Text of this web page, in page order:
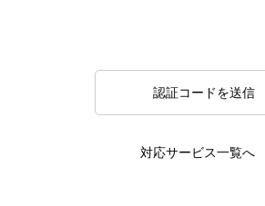
対応サービス一覧へ